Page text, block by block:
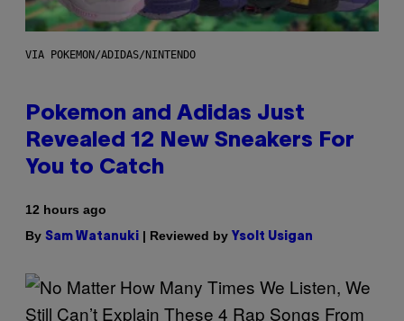
VIA POKEMON/ADIDAS/NINTENDO
Pokemon and Adidas Just
Revealed 12 New Sneakers For
You to Catch
12 hours ago
By Sam Watanuki | Reviewed by Ysolt Usigan